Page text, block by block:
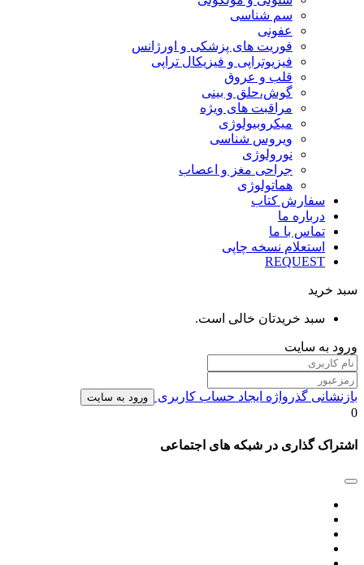
سم شناسی
عفونی
فوریت های پزشکی و اورژانس
فیزیوتراپی و فیزیکال تراپی
قلب و عروق
گوش،حلق و بینی
مراقبت های ویژه
میکروبیولوژی
ویروس شناسی
نورولوژی
جراحی مغز و اعصاب
هماتولوژی
سفارش کتاب
درباره ما
تماس با ما
استعلام نسخه چاپی
REQUEST
سبد خرید
سبد خریدتان خالی است.
ورود به سایت
بازنشانی گذرواژه ایجاد حساب کاربری ورود به سایت
0
اشتراک گذاری در شبکه های اجتماعی